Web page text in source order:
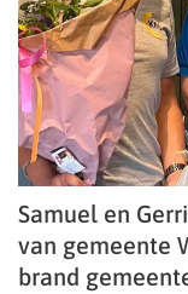
Samuel en
van gemeente
brand